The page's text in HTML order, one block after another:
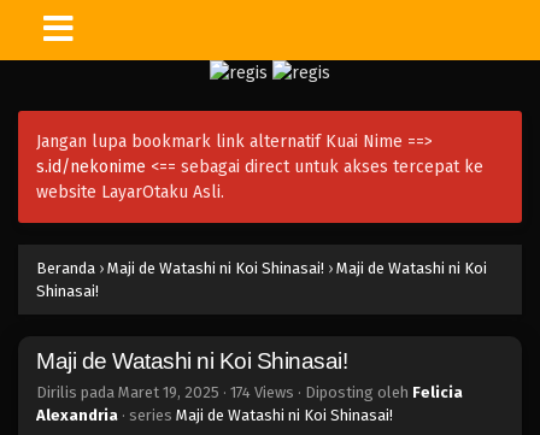
Jangan lupa bookmark link alternatif Kuai Nime ==>
s.id/nekonime <== sebagai direct untuk akses tercepat ke
website LayarOtaku Asli.
Beranda › Maji de Watashi ni Koi Shinasai! › Maji de Watashi ni Koi
Shinasai!
Maji de Watashi ni Koi Shinasai!
Dirilis pada Maret 19, 2025 · 174 Views · Diposting oleh Felicia
Alexandria · series Maji de Watashi ni Koi Shinasai!